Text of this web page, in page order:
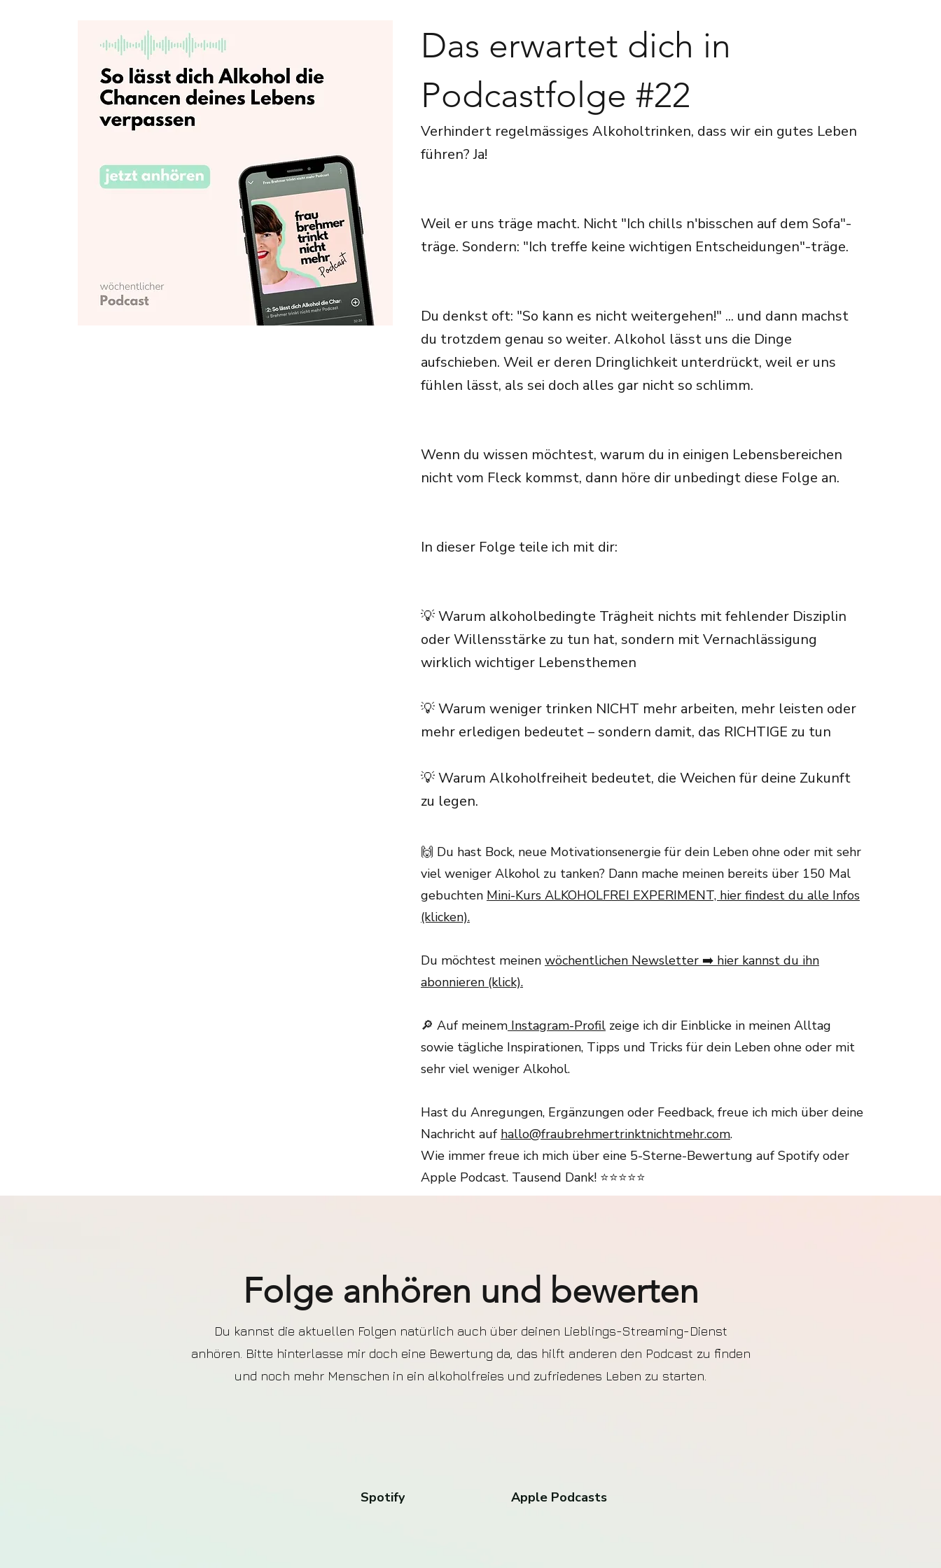
Das erwartet dich in
Podcastfolge #22
Verhindert regelmässiges Alkoholtrinken, dass wir ein gutes Leben
führen? Ja!
Weil er uns träge macht. Nicht "Ich chills n'bisschen auf dem Sofa"-
träge. Sondern: "Ich treffe keine wichtigen Entscheidungen"-träge.
Du denkst oft: "So kann es nicht weitergehen!" ... und dann machst
du trotzdem genau so weiter. Alkohol lässt uns die Dinge
aufschieben. Weil er deren Dringlichkeit unterdrückt, weil er uns
fühlen lässt, als sei doch alles gar nicht so schlimm.
Wenn du wissen möchtest, warum du in einigen Lebensbereichen
nicht vom Fleck kommst, dann höre dir unbedingt diese Folge an.
In dieser Folge teile ich mit dir:
💡 Warum alkoholbedingte Trägheit nichts mit fehlender Disziplin
oder Willensstärke zu tun hat, sondern mit Vernachlässigung
wirklich wichtiger Lebensthemen
💡 Warum weniger trinken NICHT mehr arbeiten, mehr leisten oder
mehr erledigen bedeutet – sondern damit, das RICHTIGE zu tun
💡 Warum Alkoholfreiheit bedeutet, die Weichen für deine Zukunft
zu legen.
🙌 Du hast Bock, neue Motivationsenergie für dein Leben ohne oder mit sehr
viel weniger Alkohol zu tanken? Dann mache meinen bereits über 150 Mal
gebuchten Mini-Kurs ALKOHOLFREI EXPERIMENT, hier findest du alle Infos
(klicken).
Du möchtest meinen wöchentlichen Newsletter ➡️ hier kannst du ihn
abonnieren (klick).
🔎 Auf meinem Instagram-Profil zeige ich dir Einblicke in meinen Alltag
sowie tägliche Inspirationen, Tipps und Tricks für dein Leben ohne oder mit
sehr viel weniger Alkohol.
Hast du Anregungen, Ergänzungen oder Feedback, freue ich mich über deine
Nachricht auf hallo@fraubrehmertrinktnichtmehr.com.
Wie immer freue ich mich über eine 5-Sterne-Bewertung auf Spotify oder
Apple Podcast. Tausend Dank! ⭐⭐⭐⭐⭐
Folge anhören und bewerten
Du kannst die aktuellen Folgen natürlich auch über deinen Lieblings-Streaming-Dienst
anhören. Bitte hinterlasse mir doch eine Bewertung da, das hilft anderen den Podcast zu finden
und noch mehr Menschen in ein alkoholfreies und zufriedenes Leben zu starten.
Spotify Apple Podcasts